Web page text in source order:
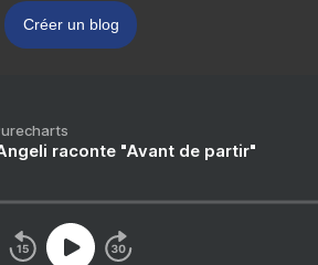
Créer un blog
raconte "Avant de partir"